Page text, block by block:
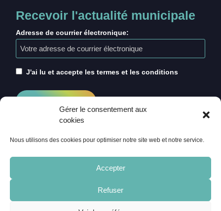
Gérer le consentement aux
cookies
Nous utilisons des cookies pour optimiser notre site web et notre service.
Accepter
Refuser
Recevoir l'actualité municipale
Adresse de courrier électronique:
J'ai lu et accepte les termes et les conditions
CRÉDITS
MENTIONS LÉGALES